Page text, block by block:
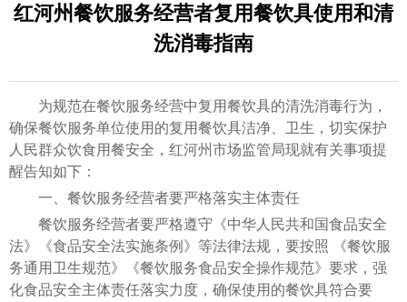
红河州餐饮服务经营者复用餐饮具使用和清
洗消毒指南
为规范在餐饮服务经营中复用餐饮具的清洗消毒行为，
确保餐饮服务单位使用的复用餐饮具洁净、卫生，切实保护
人民群众饮食用餐安全，红河州市场监管局现就有关事项提
醒告知如下：
一、餐饮服务经营者要严格落实主体责任
餐饮服务经营者要严格遵守《中华人民共和国食品安全
法》《食品安全法实施条例》等法律法规，要按照 《餐饮服
务通用卫生规范》《餐饮服务食品安全操作规范》要求，强
化食品安全主体责任落实力度，确保使用的餐饮具符合要